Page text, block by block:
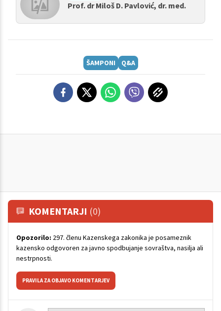
Prof. dr Miloš D. Pavlović, dr. med.
ŠAMPONI Q&A
KOMENTARJI (0)
Opozorilo: 297. členu Kazenskega zakonika je posameznik
kazensko odgovoren za javno spodbujanje sovraštva, nasilja ali
nestrpnosti.
PRAVILA ZA OBJAVO KOMENTARJEV